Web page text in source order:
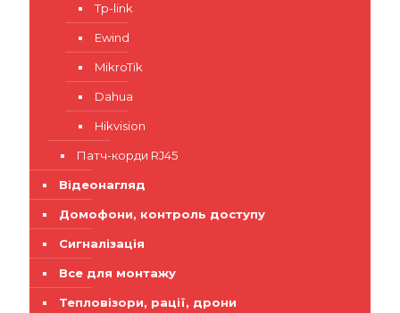
Tp-link
Ewind
MikroTik
Dahua
Hikvision
Патч-корди RJ45
Відеонагляд
Домофони, контроль доступу
Сигналізація
Все для монтажу
Тепловізори, рації, дрони